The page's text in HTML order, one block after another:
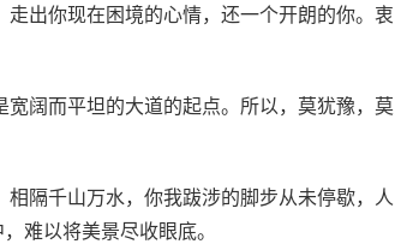
出你现在困境的心情，还一个开朗的你。衷
阔而平坦的大道的起点。所以，莫犹豫，莫
隔千山万水，你我跋涉的脚步从未停歇，人
难以将美景尽收眼底。